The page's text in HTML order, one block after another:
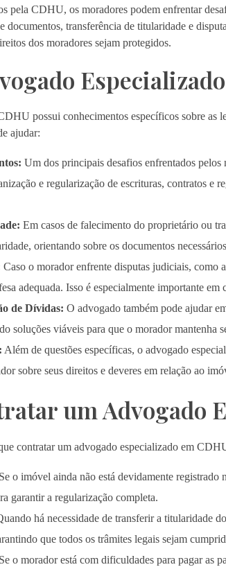
pela CDHU, os moradores podem enfrentar
documentos, transferência de titularidade e
dos moradores sejam protegidos.
possui conhecimentos específicos sobre as
ajudar:
Um dos principais desafios enfrentados
e regularização de escrituras, contratos e
Em casos de falecimento do proprietário ou
orientando sobre os documentos
Caso o morador enfrente disputas judiciais, como
adequada. Isso é especialmente importante
de Dívidas: O advogado também pode ajudar
soluções viáveis para que o morador mantenha
Além de questões específicas, o advogado
sobre seus direitos e deveres em relação ao
um Advogado
contratar um advogado especializado em
Se o imóvel ainda não está devidamente
garantir a regularização completa.
há necessidade de transferir a titularidade
que todos os trâmites legais sejam
Se o morador está com dificuldades para pagar as